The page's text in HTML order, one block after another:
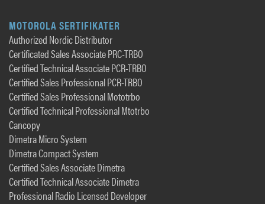
MOTOROLA SERTIFIKATER
Authorized Nordic Distributor
Certificated Sales Associate PRC-TRBO
Certified Technical Associate PCR-TRBO
Certified Sales Professional PCR-TRBO
Certified Sales Professional Mototrbo
Certified Technical Professional Mtotrbo
Cancopy
Dimetra Micro System
Dimetra Compact System
Certified Sales Associate Dimetra
Certified Technical Associate Dimetra
Professional Radio Licensed Developer